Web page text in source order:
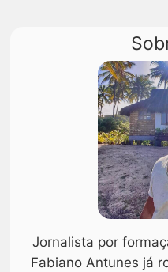
Jornalista por
Fabiano Antunes já